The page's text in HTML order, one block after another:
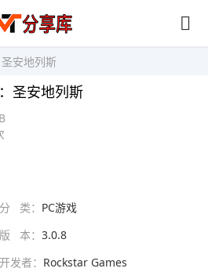
安地列斯
圣安地列斯
分 类： PC游戏
版 本： 3.0.8
开发者： Rockstar Games